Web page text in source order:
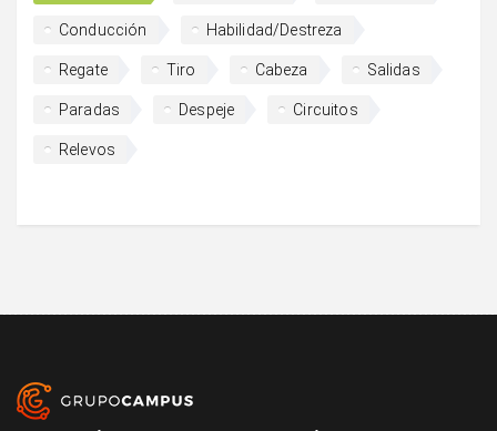
Conducción Habilidad/Destreza
Regate Tiro Cabeza Salidas
Paradas Despeje Circuitos
Relevos